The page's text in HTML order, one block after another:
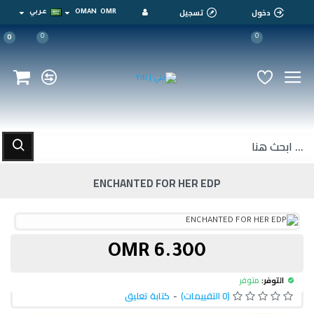
دخول تسجيل OMR
OMAN عربي
0
0
0
ENCHANTED FOR HER EDP
التوفر: متوفر
(0 التقييمات) - كتابة تعليق
6.300 OMR